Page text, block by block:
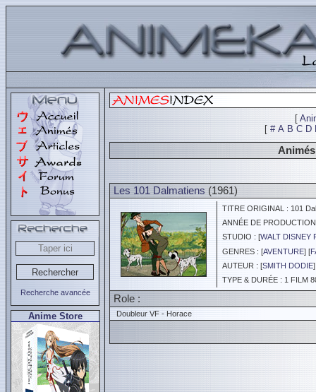
Recherche avancée
Anime Store
[
[ # A B C D
Les 101 Dalmatiens (1961)
TITRE ORIGINAL : 101
ANNÉE DE
STUDIO : [WALT DISNEY
GENRES : [AVENTURE] [
AUTEUR : [SMITH DODIE]
TYPE & DURÉE : 1 FILM
Role :
Doubleur VF - Horace